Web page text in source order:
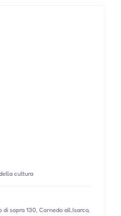
cultura
sopra 130, Cornedo all.Isarco,